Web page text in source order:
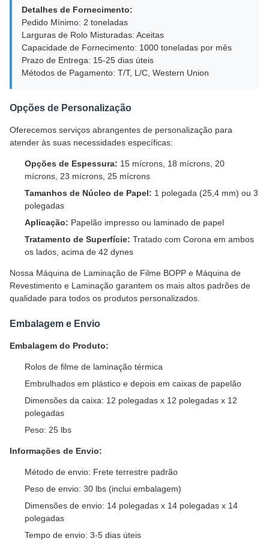
Detalhes de Fornecimento:
Pedido Mínimo: 2 toneladas
Larguras de Rolo Misturadas: Aceitas
Capacidade de Fornecimento: 1000 toneladas por mês
Prazo de Entrega: 15-25 dias úteis
Métodos de Pagamento: T/T, L/C, Western Union
Opções de Personalização
Oferecemos serviços abrangentes de personalização para
atender às suas necessidades específicas:
Opções de Espessura: 15 mícrons, 18 mícrons, 20
mícrons, 23 mícrons, 25 mícrons
Tamanhos de Núcleo de Papel: 1 polegada (25,4 mm) ou 3
polegadas
Aplicação: Papelão impresso ou laminado de papel
Tratamento de Superfície: Tratado com Corona em ambos
os lados, acima de 42 dynes
Nossa Máquina de Laminação de Filme BOPP e Máquina de
Revestimento e Laminação garantem os mais altos padrões de
qualidade para todos os produtos personalizados.
Embalagem e Envio
Embalagem do Produto:
Rolos de filme de laminação térmica
Embrulhados em plástico e depois em caixas de papelão
Dimensões da caixa: 12 polegadas x 12 polegadas x 12
polegadas
Peso: 25 lbs
Informações de Envio:
Método de envio: Frete terrestre padrão
Peso de envio: 30 lbs (inclui embalagem)
Dimensões de envio: 14 polegadas x 14 polegadas x 14
polegadas
Tempo de envio: 3-5 dias úteis